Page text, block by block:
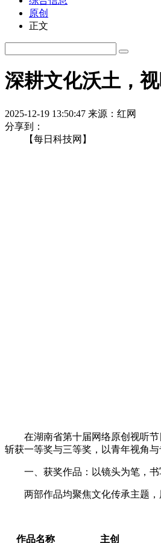
原创
正文
深耕文化沃土，
2025-12-19 13:50:47 来源：红网
分享到：
【每日科技网】
在湖南省第十届网络原创视听节
斩获一等奖与三等奖，以青年视角
一、获奖作品：以镜头为笔，书
两部作品均聚焦文化传承主题，
作品名称 主创